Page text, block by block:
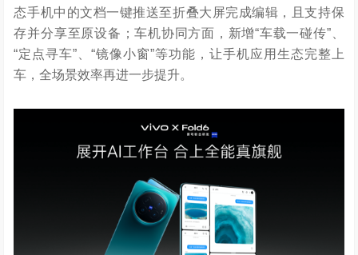
态手机中的文档一键推送至折叠大屏完成编辑，且支持保
存并分享至原设备；车机协同方面，新增“车载一碰传”、
“定点寻车”、“镜像小窗”等功能，让手机应用生态完整上
车，全场景效率再进一步提升。